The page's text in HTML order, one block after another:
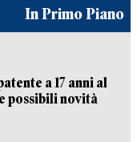
In Primo Piano
a 17 anni al
possibili novità